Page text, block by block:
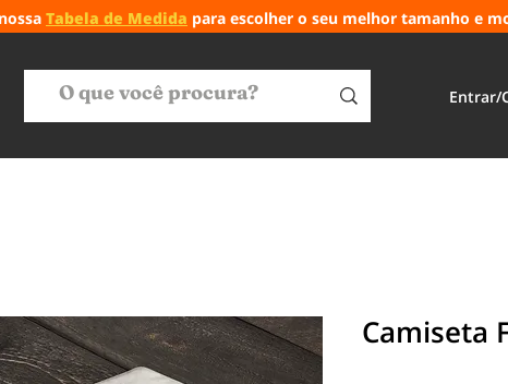
Tabela de Medida para escolher o seu melhor tamanho e
Entrar/
Camiseta